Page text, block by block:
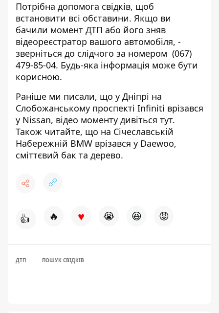
Потрібна допомога свідків, щоб
встановити всі обставини. Якщо ви
бачили момент ДТП або його зняв
відеореєстратор вашого автомобіля, -
зверніться до слідчого за номером (067)
479-85-04. Будь-яка інформація може бути
корисною.
Раніше ми писали, що у Дніпрі на
Слобожанському проспекті Infiniti врізався
у Nissan, відео моменту дивіться тут.
Також читайте, що на Січеславській
Набережній BMW врізався у Daewoo,
сміттєвий бак та дерево.
👍 🔥 ♥ 😭 😆 😡
ДТП ПОШУК СВІДКІВ